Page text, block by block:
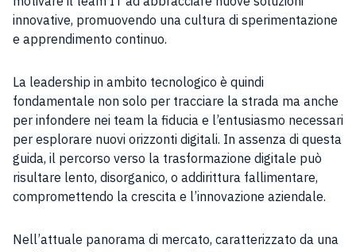
innovative, promuovendo una cultura di sperimentazione
e apprendimento continuo.
La leadership in ambito tecnologico è quindi
fondamentale non solo per tracciare la strada ma anche
per infondere nei team la fiducia e l’entusiasmo necessari
per esplorare nuovi orizzonti digitali. In assenza di questa
guida, il percorso verso la trasformazione digitale può
risultare lento, disorganico, o addirittura fallimentare,
compromettendo la crescita e l’innovazione aziendale.
Nell’attuale panorama di mercato, caratterizzato da una